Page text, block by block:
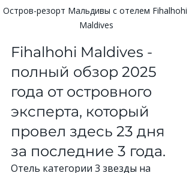
Остров-резорт Мальдивы с отелем Fihalhohi
Maldives
Fihalhohi Maldives -
полный обзор 2025
года от островного
эксперта, который
провел здесь 23 дня
за последние 3 года.
Отель категории 3 звезды на